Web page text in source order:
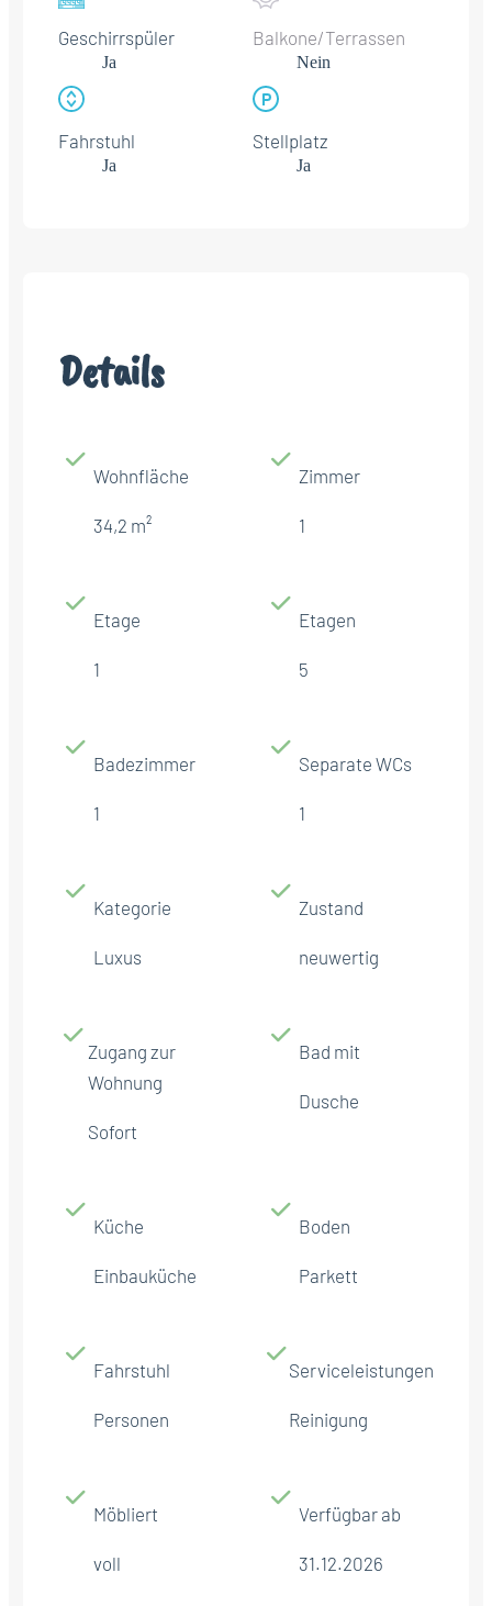
Geschirrspüler
Ja
Balkone/Terrassen
Nein
Fahrstuhl
Ja
Stellplatz
Ja
Details
Wohnfläche
34,2 m²
Zimmer
1
Etage
1
Etagen
5
Badezimmer
1
Separate WCs
1
Kategorie
Luxus
Zustand
neuwertig
Zugang zur
Wohnung
Sofort
Bad mit
Dusche
Küche
Einbauküche
Boden
Parkett
Fahrstuhl
Personen
Serviceleistungen
Reinigung
Möbliert
voll
Verfügbar ab
31.12.2026